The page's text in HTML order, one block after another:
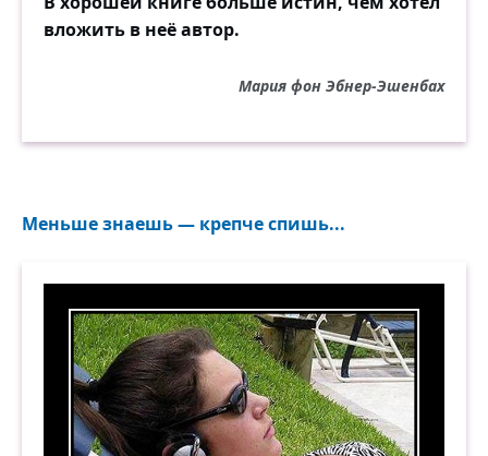
вложить в неё автор.
Мария фон Эбнер-Эшенбах
Меньше знаешь — крепче спишь...